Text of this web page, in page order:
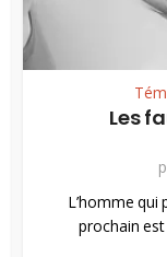
Les
L’homme
prochain